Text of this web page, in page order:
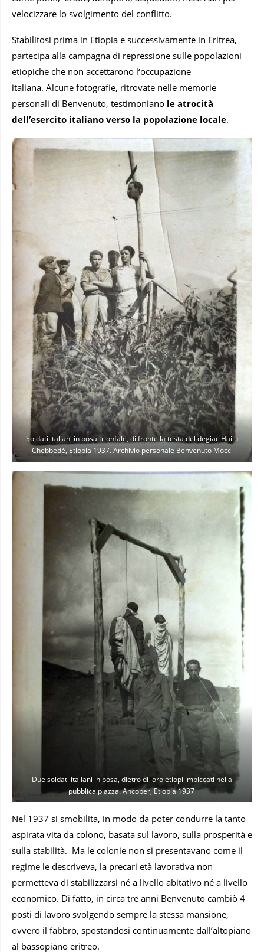
velocizzare lo svolgimento del conflitto.
Stabilitosi prima in Etiopia e successivamente in Eritrea,
partecipa alla campagna di repressione sulle popolazioni
etiopiche che non accettarono l‘occupazione
italiana. Alcune fotografie, ritrovate nelle memorie
personali di Benvenuto, testimoniano le atrocità
dell’esercito italiano verso la popolazione locale.
Soldati italiani in posa trionfale, di fronte la testa del degiac Hailù
Chebbedè, Etiopia 1937. Archivio personale Benvenuto Mocci
Due soldati italiani in posa, dietro di loro etiopi impiccati nella
pubblica piazza. Ancober, Etiopia 1937
Nel 1937 si smobilita, in modo da poter condurre la tanto
aspirata vita da colono, basata sul lavoro, sulla prosperità e
sulla stabilità. Ma le colonie non si presentavano come il
regime le descriveva, la precari età lavorativa non
permetteva di stabilizzarsi né a livello abitativo né a livello
economico. Di fatto, in circa tre anni Benvenuto cambiò 4
posti di lavoro svolgendo sempre la stessa mansione,
ovvero il fabbro, spostandosi continuamente dall’altopiano
al bassopiano eritreo.